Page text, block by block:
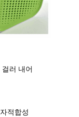
러 내어
적합성